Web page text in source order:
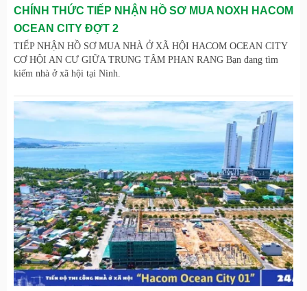
CHÍNH THỨC TIẾP NHẬN HỒ SƠ MUA NOXH HACOM
OCEAN CITY ĐỢT 2
TIẾP NHẬN HỒ SƠ MUA NHÀ Ở XÃ HỘI HACOM OCEAN CITY
CƠ HỘI AN CƯ GIỮA TRUNG TÂM PHAN RANG Bạn đang tìm
kiếm nhà ở xã hội tại Ninh.